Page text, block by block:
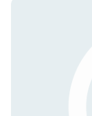
で、